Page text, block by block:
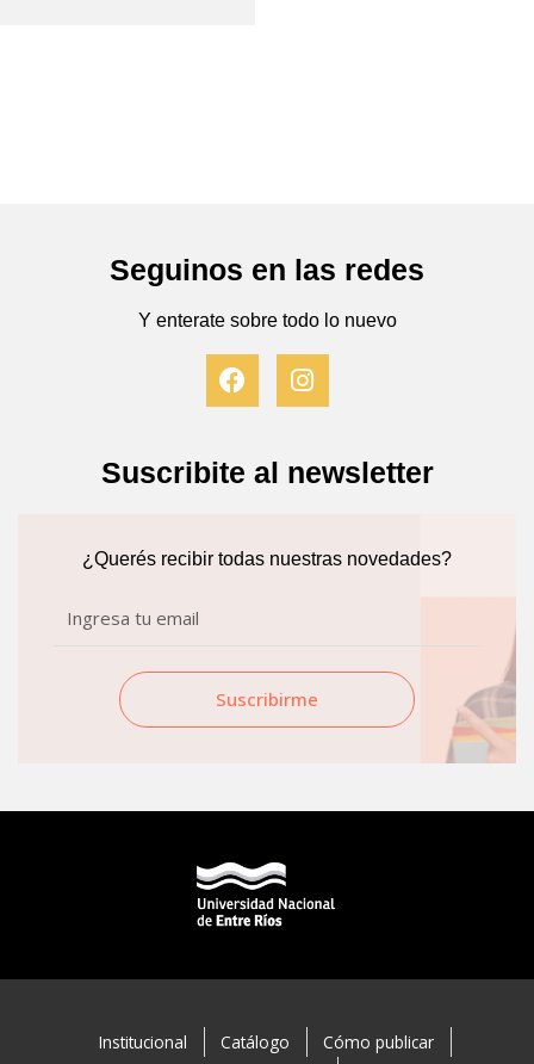
Seguinos en las redes
Y enterate sobre todo lo nuevo
F
a
c
b
k
I
n
s
a
a
m
Suscribite al newsletter
¿Querés recibir todas nuestras novedades?
Suscribirme
Institucional Catálogo
Cómo publicar